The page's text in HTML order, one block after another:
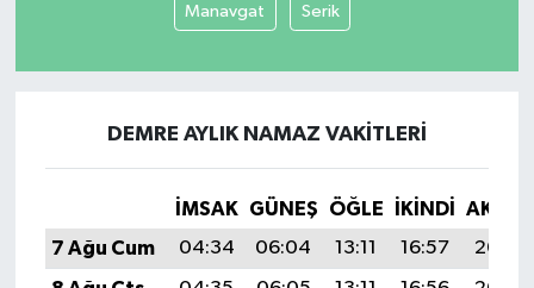
Manavgat Serik
DEMRE AYLIK NAMAZ VAKITLERI
İMSAK GÜNEŞ ÖĞLE İKINDI
7 Ağu Cum
04:34 06:04 13:11 16:57
20:07